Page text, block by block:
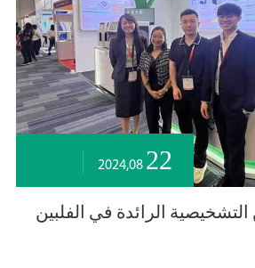
22
2024,08
الرائدة في الفلبين